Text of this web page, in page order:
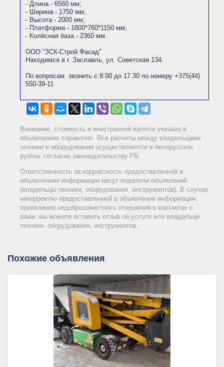
- Длина - 6560 мм;
- Ширина - 1750 мм;
- Высота - 2000 мм;
- Платформа - 1800*760*1150 мм;
- Колёсная база - 2360 мм.
ООО "ЗСК-Строй Фасад"
Находимся в г. Заславль, ул. Советская 134.
По вопросам  звонить с 8.00 до 17.30 по номеру +375(44)
550-39-11
Внимание, стоимость в иностранной валюте указана в
объявлениях справочно. Все расчеты между владельцами
техники и оборудования осуществляются в белорусских
рублях согласно законодательству РБ.
Ответственность за корректность предоставленной в
объявлениях информации несут податели объявлений
(владельцы техники, оборудования, инструментов). В случае
некорректно предоставленной в объявлении информации,
проявления недобросовестного отношения в контактах с
вами, вы можете оставить отзыв об услуге или владельце
техники, оборудования, инструментов.
Похожие объявления